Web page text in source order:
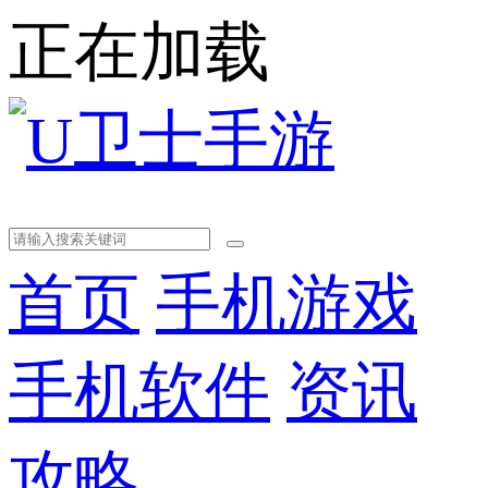
正在加载
首页 手机游戏
手机软件 资讯